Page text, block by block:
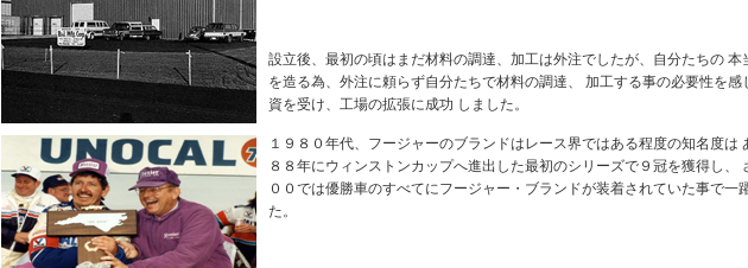
設立後、最初の頃はまだ材料の調達、加工は外注でしたが、自分たちの 本
を造る為、外注に頼らず自分たちで材料の調達、 加工する事の必要性を感
資を受け、工場の拡張に成功 しました。
１９８０年代、フージャーのブランドはレース界ではある程度の知名度は
８８年にウィンストンカップへ進出した最初のシリーズで９冠を獲得し、
００では優勝車のすべてにフージャー・ブランドが装着されていた事で一
た。